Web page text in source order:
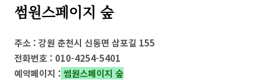
썸원스페이지 숲
주소 : 강원 춘천시 신동면 삼포길 155
전화번호 : 010-4254-5401
예약페이지 : 썸원스페이지 숲